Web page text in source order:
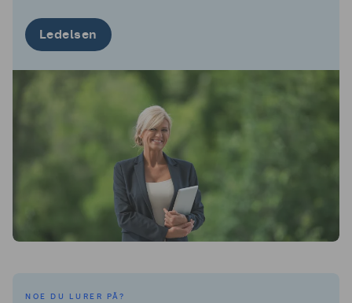
Ledelsen
NOE DU LURER PÅ?